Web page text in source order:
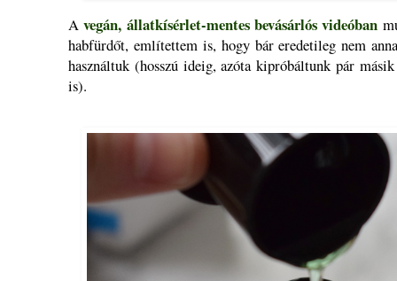
Avegán, állatkísérlet-mentes bevásárlós videóban
habfürdőt, említettem is, hogy bár eredetileg nem
használtuk (hosszú ideig, azóta kipróbáltunk pár
is).